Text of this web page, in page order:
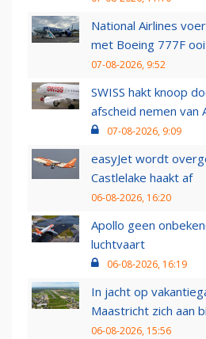
National Airlines
met Boeing 777F
07-08-2026, 9:52
SWISS hakt knoop
afscheid nemen
07-08-2026, 9:09
easyJet wordt
Castlelake haakt af
06-08-2026, 16:20
Apollo geen
luchtvaart
06-08-2026, 16:19
In jacht op
Maastricht zich aan
06-08-2026, 15:56